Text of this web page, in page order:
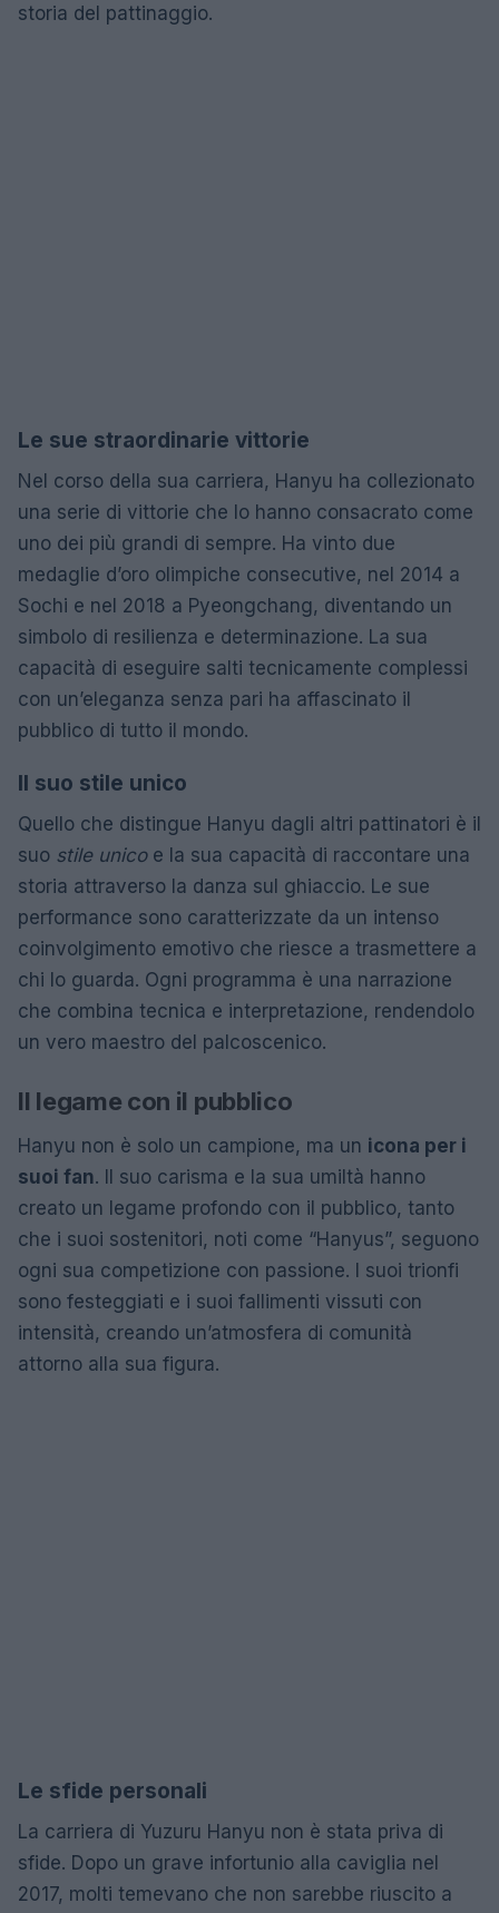
storia del pattinaggio.
Le sue straordinarie vittorie
Nel corso della sua carriera, Hanyu ha collezionato
una serie di vittorie che lo hanno consacrato come
uno dei più grandi di sempre. Ha vinto due
medaglie d’oro olimpiche consecutive, nel 2014 a
Sochi e nel 2018 a Pyeongchang, diventando un
simbolo di resilienza e determinazione. La sua
capacità di eseguire salti tecnicamente complessi
con un’eleganza senza pari ha affascinato il
pubblico di tutto il mondo.
Il suo stile unico
Quello che distingue Hanyu dagli altri pattinatori è il
suo stile unicoe la sua capacità di raccontare una
storia attraverso la danza sul ghiaccio. Le sue
performance sono caratterizzate da un intenso
coinvolgimento emotivo che riesce a trasmettere a
chi lo guarda. Ogni programma è una narrazione
che combina tecnica e interpretazione, rendendolo
un vero maestro del palcoscenico.
Il legame con il pubblico
Hanyu non è solo un campione, ma un icona per i
suoi fan. Il suo carisma e la sua umiltà hanno
creato un legame profondo con il pubblico, tanto
che i suoi sostenitori, noti come “Hanyus”, seguono
ogni sua competizione con passione. I suoi trionfi
sono festeggiati e i suoi fallimenti vissuti con
intensità, creando un’atmosfera di comunità
attorno alla sua figura.
Le sfide personali
La carriera di Yuzuru Hanyu non è stata priva di
sfide. Dopo un grave infortunio alla caviglia nel
2017, molti temevano che non sarebbe riuscito a